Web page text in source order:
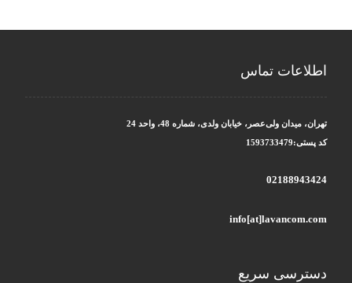
اطلاعات تماس
تهران، میدان ولی‌عصر، خیابان ولدی، شماره 48، واحد 24
کد پستی:1593733479
02188943424
info[at]lavancom.com
دسترسی سریع